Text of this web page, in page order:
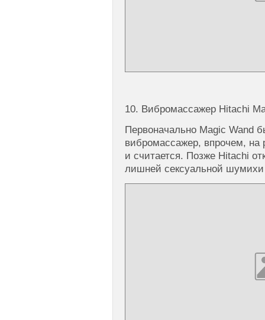
10. Вибромассажер Hitachi
Первоначально Magic Wand
вибромассажер, впрочем, на
и считается. Позже Hitachi
лишней сексуальной шумихи